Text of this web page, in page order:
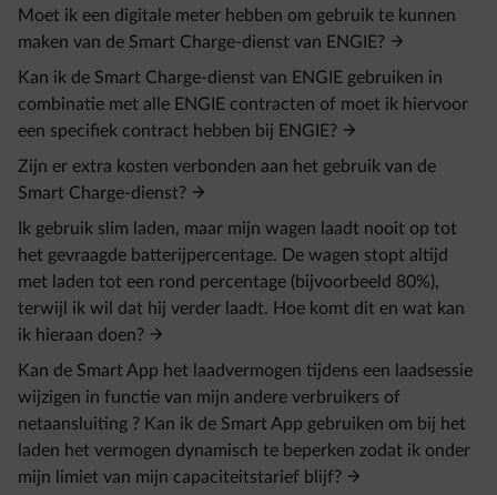
Moet ik een digitale meter hebben om gebruik te kunnen
maken van de Smart Charge-dienst van ENGIE?
Kan ik de Smart Charge-dienst van ENGIE gebruiken in
combinatie met alle ENGIE contracten of moet ik hiervoor
een specifiek contract hebben bij ENGIE?
Zijn er extra kosten verbonden aan het gebruik van de
Smart Charge-dienst?
Ik gebruik slim laden, maar mijn wagen laadt nooit op tot
het gevraagde batterijpercentage. De wagen stopt altijd
met laden tot een rond percentage (bijvoorbeeld 80%),
terwijl ik wil dat hij verder laadt. Hoe komt dit en wat kan
ik hieraan doen?
Kan de Smart App het laadvermogen tijdens een laadsessie
wijzigen in functie van mijn andere verbruikers of
netaansluiting ? Kan ik de Smart App gebruiken om bij het
laden het vermogen dynamisch te beperken zodat ik onder
mijn limiet van mijn capaciteitstarief blijf?